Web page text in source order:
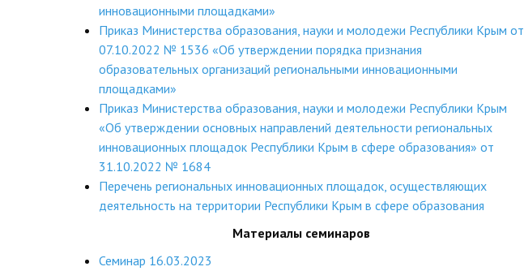
инновационными площадками»
Приказ Министерства образования, науки и молодежи Республики Крым от
07.10.2022 № 1536 «Об утверждении порядка признания
образовательных организаций региональными инновационными
площадками»
Приказ Министерства образования, науки и молодежи Республики Крым
«Об утверждении основных направлений деятельности региональных
инновационных площадок Республики Крым в сфере образования» от
31.10.2022 № 1684
Перечень региональных инновационных площадок, осуществляющих
деятельность на территории Республики Крым в сфере образования
Материалы семинаров
Семинар 16.03.2023